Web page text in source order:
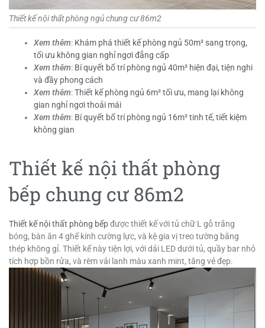
Thiết kế nội thất phòng ngủ chung cư 86m2
Xem thêm: Khám phá thiết kế phòng ngủ 50m² sang trọng,
tối ưu không gian nghỉ ngơi đẳng cấp
Xem thêm: Bí quyết bố trí phòng ngủ 40m² hiện đại, tiện nghi
và đầy phong cách
Xem thêm:Thiết kế phòng ngủ 6m² tối ưu, mang lại không
gian nghỉ ngơi thoải mái
Xem thêm: Bí quyết bố trí phòng ngủ 16m² tinh tế, tiết kiệm
không gian
Thiết kế nội thất phòng
bếp chung cư 86m2
Thiết kế nội thất phòng bếpđược thiết kế với tủ chữ L gỗ trắng
bóng, bàn ăn 4 ghế kính cường lực, và kệ gia vị treo tường bằng
thép không gỉ. Thiết kế này tiện lợi, với dải LED dưới tủ, quầy bar nhỏ
tích hợp bồn rửa, và rèm vải lanh màu xanh mint, tăng vẻ đẹp.